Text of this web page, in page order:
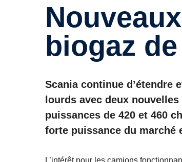
Nouveaux moteurs Scania
biogaz
Scania continue d’étendre
lourds avec deux
puissances de 420 et 460
forte puissance du marché
L’intérêt pour les camions